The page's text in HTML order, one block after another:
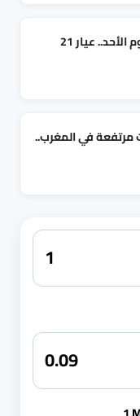
أسعار الذهب في الأردن اليوم الأحد.. عيار 21
في المغرب..